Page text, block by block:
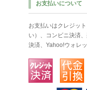
お支払いについて
お支払いはクレジッ
い）、コンビニ決済
決済、Yahoo!ウォレ